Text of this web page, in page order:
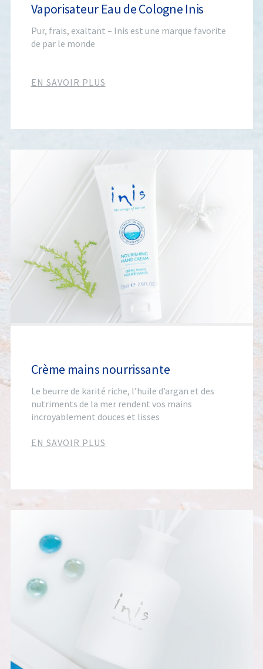
Vaporisateur Eau de Cologne Inis
Pur, frais, exaltant – Inis est une marque favorite
de par le monde
EN SAVOIR PLUS
Crème mains nourrissante
Le beurre de karité riche, l’huile d’argan et des
nutriments de la mer rendent vos mains
incroyablement douces et lisses
EN SAVOIR PLUS